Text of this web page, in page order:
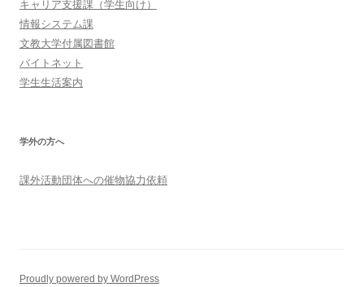
キャリア支援課（学生向け）
情報システム課
文教大学付属図書館
バイトネット
学生生活案内
学外の方へ
課外活動団体への催物協力依頼
Proudly powered by WordPress